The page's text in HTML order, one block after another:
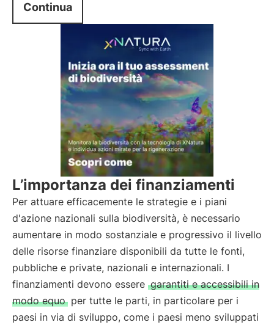
Continua
L’importanza dei finanziamenti
Per attuare efficacemente le strategie e i piani
d'azione nazionali sulla biodiversità, è necessario
aumentare in modo sostanziale e progressivo il livello
delle risorse finanziare disponibili da tutte le fonti,
pubbliche e private, nazionali e internazionali. I
finanziamenti devono essere garantiti e accessibili in
modo equo per tutte le parti, in particolare per i
paesi in via di sviluppo, come i paesi meno sviluppati